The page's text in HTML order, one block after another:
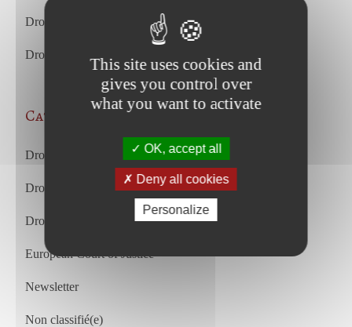
Droit du travail – juin 2026
Droit commercial et des affaires – juin 2026
Categories
Droit des affaires et droit commercial
Droit du travail
Droit du travail français et européen
European Court of Justice
Newsletter
Non classifié(e)
This site uses cookies and
gives you control over
what you want to activate
OK, accept all
Deny all cookies
Personalize